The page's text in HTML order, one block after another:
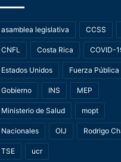
asamblea legislativa CCSS
CNFL Costa Rica COVID-
Estados Unidos Fuerza Pública
Gobierno INS MEP
Ministerio de Salud mopt
Nacionales OIJ Rodrigo
TSE ucr